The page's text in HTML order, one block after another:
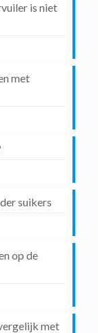
is niet
met
suikers
op de
met